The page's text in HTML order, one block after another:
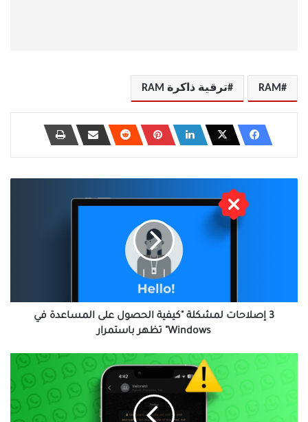
RAM ترقية ذاكرة RAM
Windows"
3 إصلاحات لمشكلة "كيفية الحصول على المساعدة في
Windows" تظهر باستمرار